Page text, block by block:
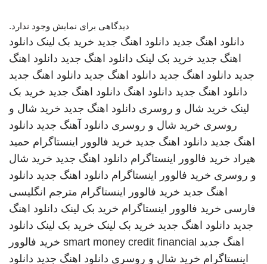
دیدگاهی برای نمایش وجود ندارد.
دانلود اهنگ جدید دانلود اهنگ جدید خرید بک لینک دانلود
اهنگ جدید خرید بک لینک دانلود اهنگ جدید دانلود اهنگ
جدید دانلود اهنگ جدید دانلود اهنگ جدید دانلود اهنگ جدید
دانلود اهنگ جدید دانلود اهنگ دانلود اهنگ جدید خرید بک
لینک خرید شال و روسری دانلود اهنگ جدید خرید شال و
روسری خرید شال و روسری دانلود آهنگ جدید دانلود
اهنگ جدید دانلود اهنگ جدید خرید فالوور اینستاگرام حمید
هیراد خرید فالوور اینستاگرام دانلود اهنگ جدید خرید شال
و روسری خرید فالوور اینستاگرام دانلود اهنگ جدید دانلود
اهنگ جدید خرید فالوور اینستاگرام مترجم انگلیسی
فارسی خرید فالوور اینستاگرام خرید بک لینک دانلود اهنگ
جدید دانلود اهنگ جدید خرید بک لینک خرید بک لینک دانلود
اهنگ جدید smart money credit financial خرید فالوور
اینستاگرام خرید شال و روسری دانلود اهنگ جدید دانلود